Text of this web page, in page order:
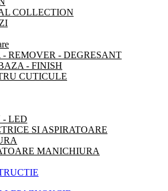
COLLECTION
REMOVER - DEGRESANT
- FINISH
CUTICULE
LED
SI ASPIRATOARE
MANICHIURA